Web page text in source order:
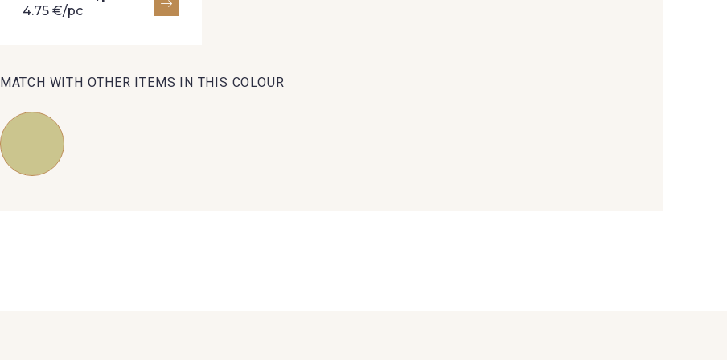
4.75 €/pc
MATCH WITH OTHER ITEMS IN THIS COLOUR